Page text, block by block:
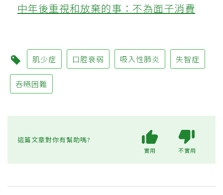
中年後重視和放棄的事：不為面子消費
肌少症 口腔衰弱 吸入性肺炎 失智症
吞嚥困難
這篇文章對你有幫助嗎?
實用 不實用